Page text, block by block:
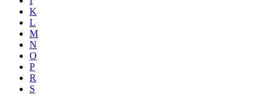
K
L
M
N
O
P
R
S